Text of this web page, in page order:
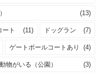
(13)
ート (11) ドッグラン (7)
ゲートボールコートあり (4)
動物がいる（公園） (3)